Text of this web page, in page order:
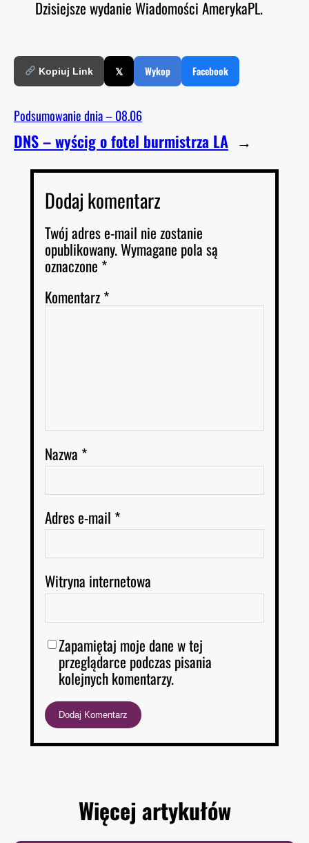
O
RSS FEED
Dzisiejsze wydanie Wiadomości AmerykaPL.
Kopiuj Link 𝕏 Wykop Facebook
Podsumowanie dnia – 08.06
DNS – wyścig o fotel burmistrza LA →
Dodaj komentarz
Twój adres e-mail nie zostanie
opublikowany.Wymagane pola są
oznaczone *
Komentarz*
Nazwa *
Adres e-mail *
Witryna internetowa
Zapamiętaj moje dane w tej
przeglądarce podczas pisania
kolejnych komentarzy.
Więcej artykułów